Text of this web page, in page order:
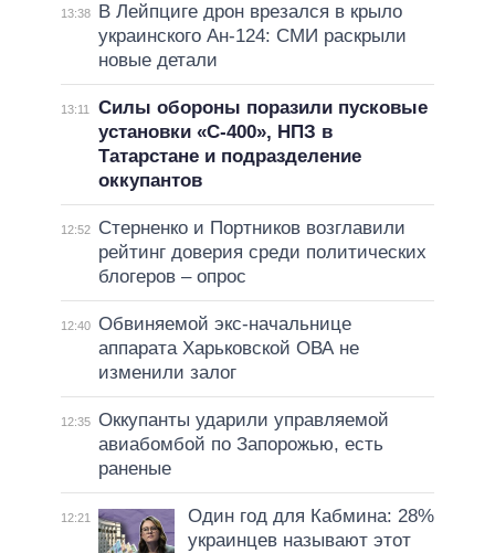
13:38
В Лейпциге дрон врезался в крыло
украинского Ан-124: СМИ раскрыли
новые детали
13:11
Силы обороны поразили пусковые
установки «С-400», НПЗ в
Татарстане и подразделение
оккупантов
12:52
Стерненко и Портников возглавили
рейтинг доверия среди политических
блогеров – опрос
12:40 Обвиняемой экс-начальнице
аппарата Харьковской ОВА не
изменили залог
12:35 Оккупанты ударили управляемой
авиабомбой по Запорожью, есть
раненые
12:21
Один год для Кабмина: 28%
украинцев называют этот